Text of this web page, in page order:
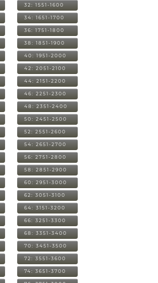
32: 1551-1600
34: 1651-1700
36: 1751-1800
38: 1851-1900
40: 1951-2000
42: 2051-2100
44: 2151-2200
46: 2251-2300
48: 2351-2400
50: 2451-2500
52: 2551-2600
54: 2651-2700
56: 2751-2800
58: 2851-2900
60: 2951-3000
62: 3051-3100
64: 3151-3200
66: 3251-3300
68: 3351-3400
70: 3451-3500
72: 3551-3600
74: 3651-3700